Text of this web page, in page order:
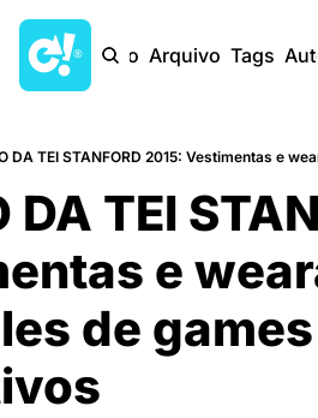
Início Arquivo Tags
DA TEI STANFORD 2015: Vestimentas e
DA TEI
e
de